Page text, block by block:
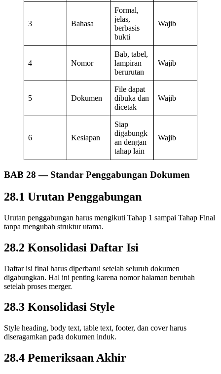
3 Bahasa
Formal,
jelas,
berbasis
bukti
Wajib
4 Nomor
Bab, tabel,
lampiran
berurutan
Wajib
5 Dokumen
File dapat
dibuka dan
dicetak
Wajib
6 Kesiapan
Siap
digabungk
an dengan
tahap lain
Wajib
BAB 28 — Standar Penggabungan Dokumen
28.1 Urutan Penggabungan
Urutan penggabungan harus mengikuti Tahap 1 sampai Tahap Final
tanpa mengubah struktur utama.
28.2 Konsolidasi Daftar Isi
Daftar isi final harus diperbarui setelah seluruh dokumen
digabungkan. Hal ini penting karena nomor halaman berubah
setelah proses merger.
28.3 Konsolidasi Style
Style heading, body text, table text, footer, dan cover harus
diseragamkan pada dokumen induk.
28.4 Pemeriksaan Akhir